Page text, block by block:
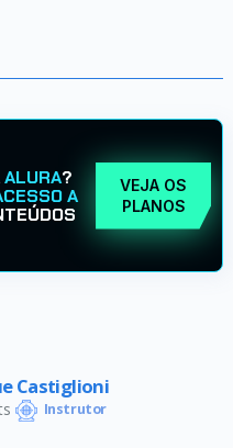
ALURA?
A
VEJA OS
PLANOS
Castiglioni
Instrutor